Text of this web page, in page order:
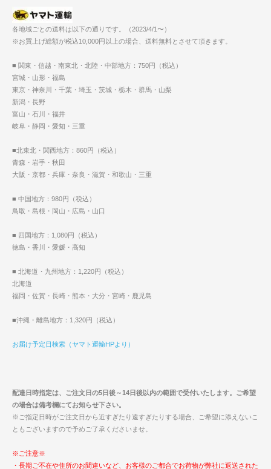
各地域ごとの送料は以下の通りです。（2023/4/1〜）
※お買上げ総額が税込10,000円以上の場合、送料無料とさせて頂きます。
■ 関東・信越・南東北・北陸・中部地方：750円（税込）
宮城・山形・福島
東京・神奈川・千葉・埼玉・茨城・栃木・群馬・山梨
新潟・長野
富山・石川・福井
岐阜・静岡・愛知・三重
■北東北・関西地方：860円（税込）
青森・岩手・秋田
大阪・京都・兵庫・奈良・滋賀・和歌山・三重
■ 中国地方：980円（税込）
鳥取・島根・岡山・広島・山口
■ 四国地方：1,080円（税込）
徳島・香川・愛媛・高知
■ 北海道・九州地方：1,220円（税込）
北海道
福岡・佐賀・長崎・熊本・大分・宮崎・鹿児島
■沖縄・離島地方：1,320円（税込）
お届け予定日検索（ヤマト運輸HPより）
配達日時指定は、ご注文日の5日後～14日後以内の範囲で受付いたします。ご希望
の場合は備考欄にてお知らせ下さい。
※ご指定日時がご注文日から近すぎたり遠すぎたりする場合、ご希望に添えないこ
ともございますので予めご了承くださいませ。
※ご注意※
・長期ご不在や住所のお間違いなど、お客様のご都合でお荷物が弊社に返送された